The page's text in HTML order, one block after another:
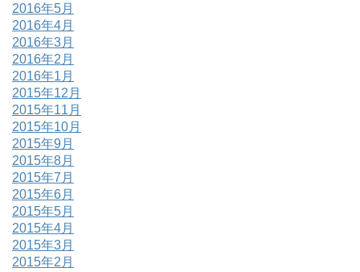
2016年5月
2016年4月
2016年3月
2016年2月
2016年1月
2015年12月
2015年11月
2015年10月
2015年9月
2015年8月
2015年7月
2015年6月
2015年5月
2015年4月
2015年3月
2015年2月